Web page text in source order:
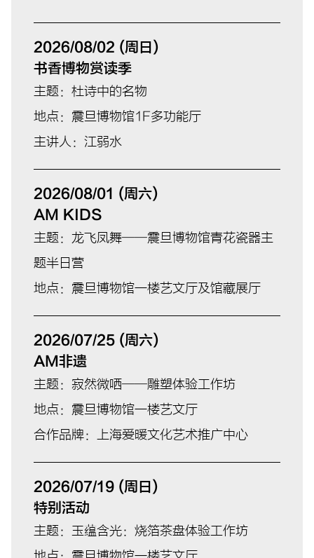
2026/08/02 (周日)
书香博物赏读季
主题：杜诗中的名物
地点：震旦博物馆1F多功能厅
主讲人：江弱水
2026/08/01 (周六)
AM KIDS
主题：龙飞凤舞——震旦博物馆青花瓷器主
题半日营
地点：震旦博物馆一楼艺文厅及馆藏展厅
2026/07/25 (周六)
AM非遗
主题：寂然微哂——雕塑体验工作坊
地点：震旦博物馆一楼艺文厅
合作品牌：上海爱暖文化艺术推广中心
2026/07/19 (周日)
特别活动
主题：玉蕴含光：烧箔茶盘体验工作坊